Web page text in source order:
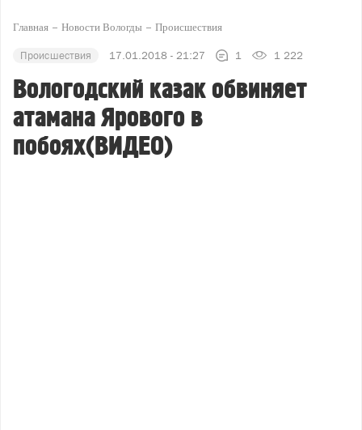
Главная Новости Вологды Происшествия
Происшествия 17.01.2018 - 21:27 1 1 222
Вологодский казак обвиняет
атамана Ярового в
побоях(ВИДЕО)